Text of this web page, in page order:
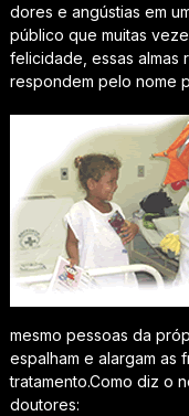
dores e angústias em
público que muitas
felicidade, essas almas
respondem pelo nome
mesmo pessoas da
espalham e alargam as
tratamento.Como diz o
doutores: